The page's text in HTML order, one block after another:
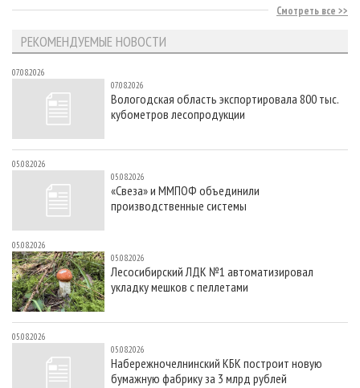
Смотреть все
РЕКОМЕНДУЕМЫЕ НОВОСТИ
07.08.2026
07.08.2026
Вологодская область экспортировала 800 тыс.
кубометров лесопродукции
05.08.2026
05.08.2026
«Свеза» и ММПОФ объединили
производственные системы
05.08.2026
05.08.2026
Лесосибирский ЛДК №1 автоматизировал
укладку мешков с пеллетами
05.08.2026
05.08.2026
Набережночелнинский КБК построит новую
бумажную фабрику за 3 млрд рублей